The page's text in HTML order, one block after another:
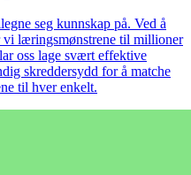
seg kunnskap på. Ved å
vi læringsmønstrene til millioner
oss lage svært effektive
skreddersydd for å matche
til hver enkelt.